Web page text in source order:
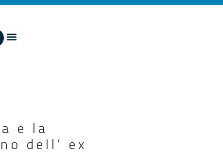
e la
dell’ ex